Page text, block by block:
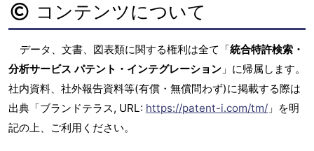
コンテンツについて
データ、文書、図表類に関する権利は全て「統合特許検索・
分析サービス パテント・インテグレーション 」に帰属します。
社内資料、社外報告資料等(有償・無償問わず)に掲載する際は
出典「ブランドテラス, URL: https://patent-i.com/tm/ 」を明
記の上、ご利用ください。